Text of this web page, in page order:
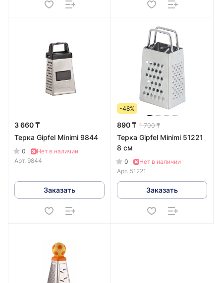
3 660 ₸
Терка Gipfel Minimi 9844
0
Нет в наличии
Арт. 9844
Заказать
-48%
890 ₸ 1 700 ₸
Терка Gipfel Minimi 51221
8 см
0
Нет в наличии
Арт. 51221
Заказать